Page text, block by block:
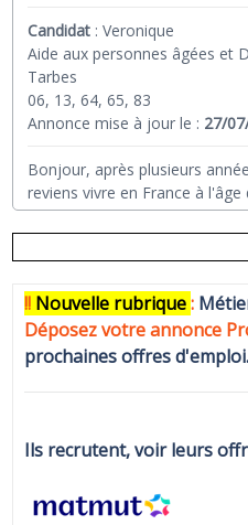
Candidat :Veronique
Aide aux personnes âgées et
Tarbes
06, 13, 64, 65, 83
Annonce mise à jour le : 27/
Bonjour, après plusieurs
reviens vivre en France à l'âge
!! Nouvelle rubrique:
Déposez votre annonce
prochaines offres d'emploi.
Ils recrutent, voir leurs